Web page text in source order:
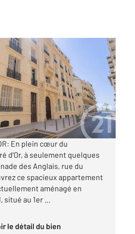
F10 à vendre
000 €
En plein cœur du
d'Or, à seulement quelques
des Anglais, rue du
ce spacieux appartement
aménagé en
au 1er ...
le détail du bien